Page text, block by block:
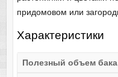
придомовом или
Характеристики
Полезный объем